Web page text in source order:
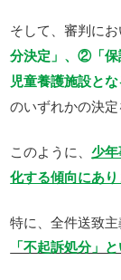
そして、審判に
分決定」、②「保
児童養護施設と
のいずれかの決定
このように、少
化する傾向にあり
特に、全件送致
「不起訴処分」